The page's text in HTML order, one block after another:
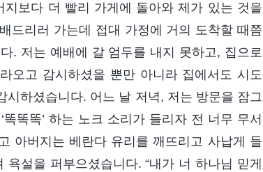
보다 더 빨리 가게에 돌아와 제가 있는 것을
드리러 가는데 접대 가정에 거의 도착할 때쯤
. 저는 예배에 갈 엄두를 내지 못하고, 집으로
오고 감시하셨을 뿐만 아니라 집에서도 시도
하셨습니다. 어느 날 저녁, 저는 방문을 잠그
똑똑’ 하는 노크 소리가 들리자 전 너무 무서
아버지는 베란다 유리를 깨뜨리고 사납게 들
설을 퍼부으셨습니다. “내가 너 하나님 믿게